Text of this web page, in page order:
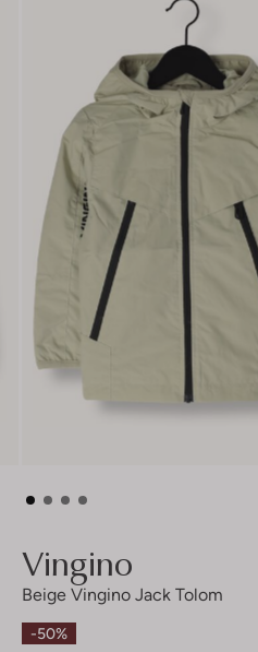
Vingino
Beige Vingino Jack Tolom
-50%